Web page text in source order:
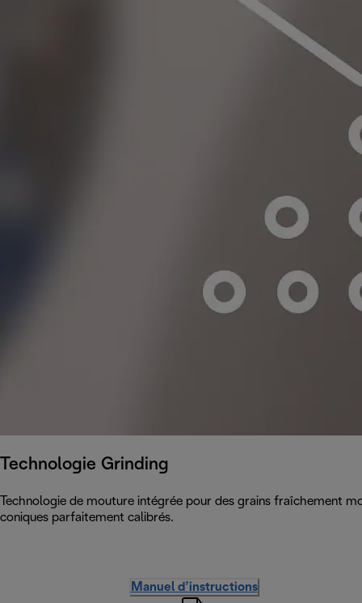
Technologie Grinding
Technologie de mouture intégrée pour des grains fraîchement
coniques parfaitement calibrés.
Manuel d’instructions